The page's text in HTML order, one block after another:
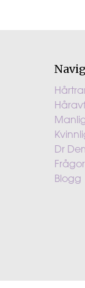
Dr
Blogg